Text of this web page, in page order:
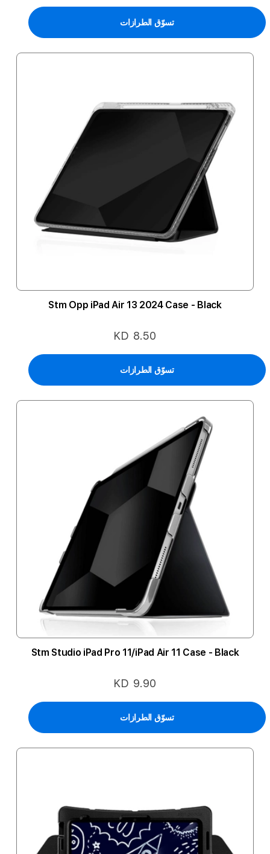
تسوّق الطرازات
Stm Opp iPad Air 13 2024 Case - Black
KD 8.50
تسوّق الطرازات
Stm Studio iPad Pro 11/iPad Air 11 Case - Black
KD 9.90
تسوّق الطرازات